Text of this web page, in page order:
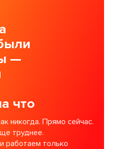
—
что
никогда. Прямо сейчас.
труднее.
работаем только